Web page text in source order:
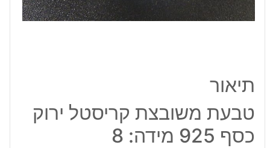
תיאור
טבעת משובצת קריסטל ירוק
כסף 925 מידה: 8